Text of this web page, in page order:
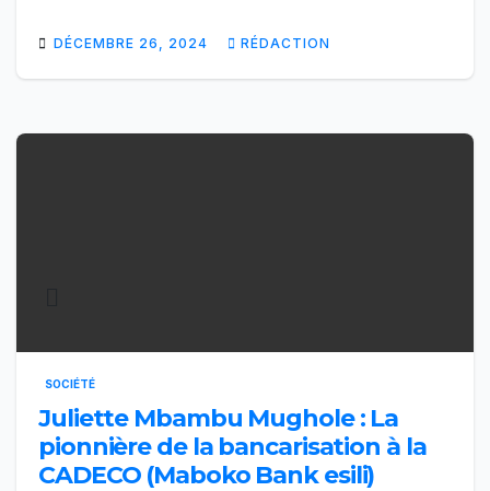
DÉCEMBRE 26, 2024 RÉDACTION
SOCIÉTÉ
Juliette Mbambu Mughole : La
pionnière de la bancarisation à la
CADECO (Maboko Bank esili)